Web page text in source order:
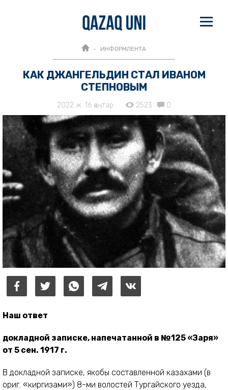
ИНФОРМЛЕНТА
КАК ДЖАНГЕЛЬДИН СТАЛ ИВАНОМ
СТЕПНОВЫМ
2022 ж. 16 қаңтар 2523 0
Наш ответ
докладной записке, напечатанной в №125 «Заря»
от 5 сен. 1917 г.
В докладной записке, якобы составленной казахами (в
ориг. «киргизами») 8-ми волостей Тургайского уезда,